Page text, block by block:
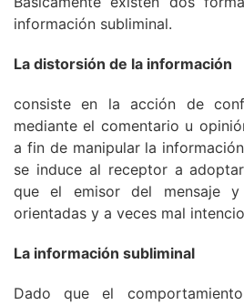
información subliminal.
La distorsión de la información
consiste en la acción de
mediante el comentario u
a fin de manipular la
se induce al receptor a
que el emisor del mensaje y
orientadas y a veces mal
La información subliminal
Dado que el